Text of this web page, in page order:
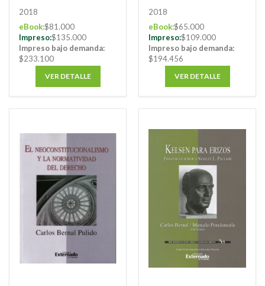
2018
eBook:$81.000
Impreso:$135.000
Impreso bajo demanda:
$233.100
VER DETALLE
2018
eBook:$65.000
Impreso:$109.000
Impreso bajo demanda:
$194.456
VER DETALLE